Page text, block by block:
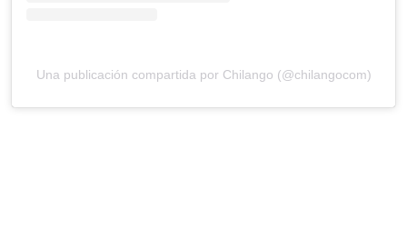
Una publicación compartida por Chilango (@chilangocom)